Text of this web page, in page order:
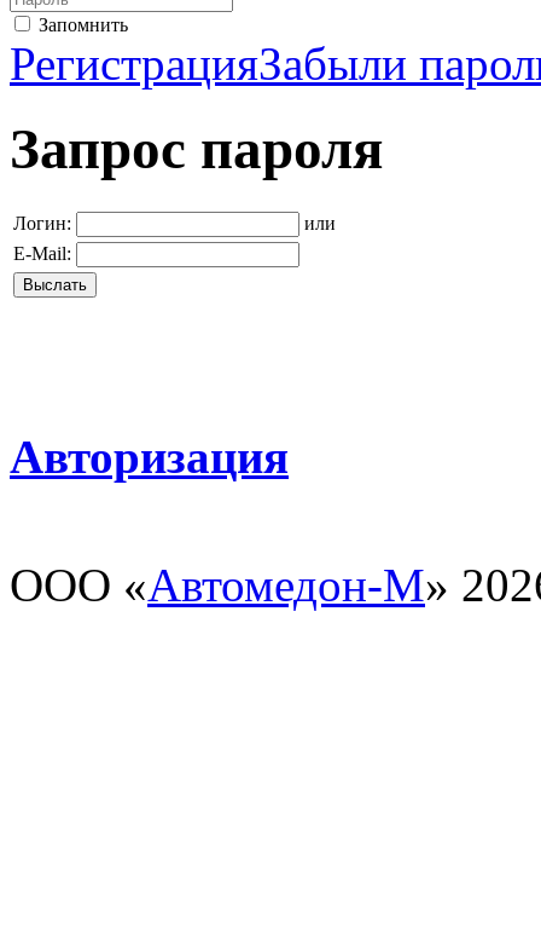
Запомнить
РегистрацияЗабыли
Запрос пароля
Логин:
или
E-Mail:
Авторизация
ООО «Автомедон-М»